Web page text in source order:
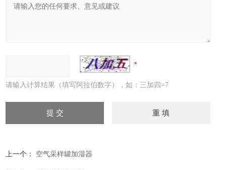
请输入计算结果（填写阿拉伯数字），如：三加四=7
上一个： 空气采样罐加湿器